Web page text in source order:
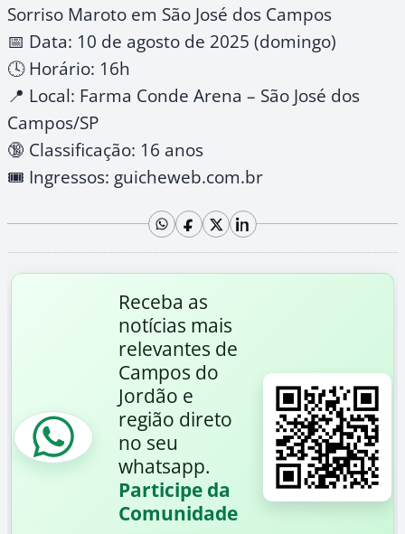
Sorriso Maroto em São José dos Campos
📅 Data: 10 de agosto de 2025 (domingo)
🕓 Horário: 16h
📍 Local: Farma Conde Arena – São José dos
Campos/SP
🔞 Classificação: 16 anos
🎟️ Ingressos: guicheweb.com.br
Receba as
notícias mais
relevantes de
Campos do
Jordão e
região direto
no seu
whatsapp.
Participe da
Comunidade